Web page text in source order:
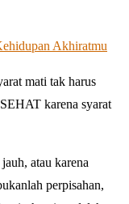
Akhiratmu
mati tak harus
karena syarat
atau karena
perpisahan,